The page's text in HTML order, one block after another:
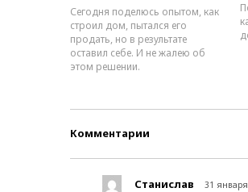
Сегодня поделюсь опытом, как
строил дом, пытался его
продать, но в результате
оставил себе. И не жалею об
этом решении.
Комментарии
Станислав 31